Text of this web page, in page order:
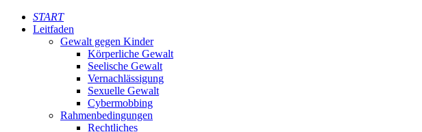
START
Leitfaden
Gewalt gegen Kinder
Körperliche Gewalt
Seelische Gewalt
Vernachlässigung
Sexuelle Gewalt
Cybermobbing
Rahmenbedingungen
Rechtliches